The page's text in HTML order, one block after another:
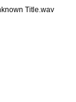
Title.wav